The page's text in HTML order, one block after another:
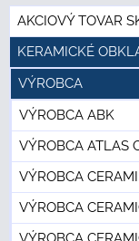
AKCIOVÝ TOVAR
KERAMICKÉ
VÝROBCA
VÝROBCA ABK
VÝROBCA ATLAS
VÝROBCA
VÝROBCA